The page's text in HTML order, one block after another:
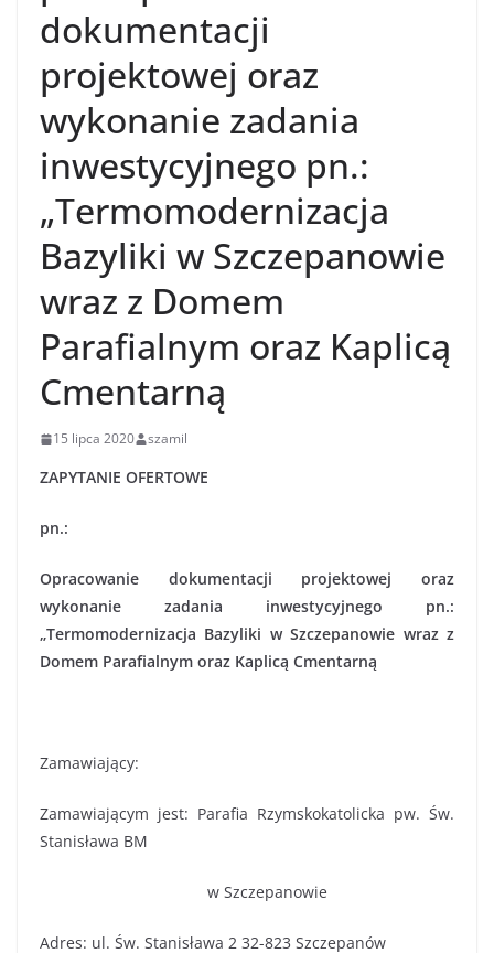
dokumentacji
projektowej oraz
wykonanie zadania
inwestycyjnego pn.:
„Termomodernizacja
Bazyliki w Szczepanowie
wraz z Domem
Parafialnym oraz Kaplicą
Cmentarną
15 lipca 2020 szamil
ZAPYTANIE OFERTOWE
pn.:
Opracowanie dokumentacji projektowej oraz
wykonanie zadania inwestycyjnego pn.:
„Termomodernizacja Bazyliki w Szczepanowie wraz z
Domem Parafialnym oraz Kaplicą Cmentarną
Zamawiający:
Zamawiającym jest: Parafia Rzymskokatolicka pw. Św.
Stanisława BM
w Szczepanowie
Adres: ul. Św. Stanisława 2 32-823 Szczepanów